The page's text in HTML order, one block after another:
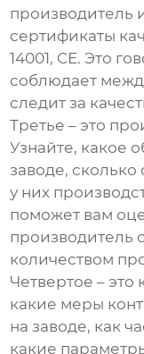
производитель
сертификаты
14001, CE. Это
соблюдает
следит за
Третье – это
Узнайте, какое
заводе, сколько
у них
поможет вам
производитель
количеством
Четвертое – это
какие меры
на заводе, как
какие